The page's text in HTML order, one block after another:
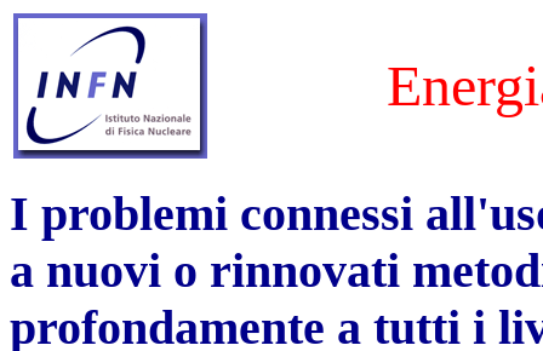
I problemi connessi
a nuovi o rinnovati
profondamente a tutti i